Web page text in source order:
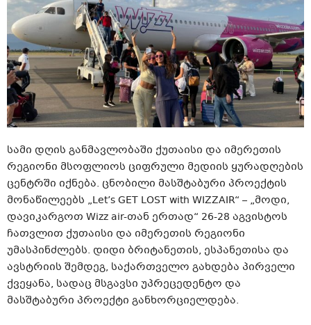
სამი დღის განმავლობაში ქუთაისი და იმერეთის
რეგიონი მსოფლიოს ციფრული მედიის ყურადღების
ცენტრში იქნება. ცნობილი მასშტაბური პროექტის
მონაწილეებს „Let’s GET LOST with WIZZAIR“ – „მოდი,
დავიკარგოთ Wizz air-თან ერთად“ 26-28 აგვისტოს
ჩათვლით ქუთაისი და იმერეთის რეგიონი
უმასპინძლებს. დიდი ბრიტანეთის, ესპანეთისა და
ავსტრიის შემდეგ, საქართველო გახდება პირველი
ქვეყანა, სადაც მსგავსი უპრეცედენტო და
მასშტაბური პროექტი განხორციელდება.